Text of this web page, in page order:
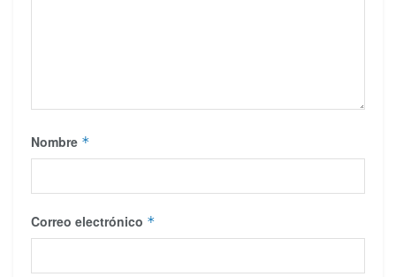
Nombre *
Correo electrónico *